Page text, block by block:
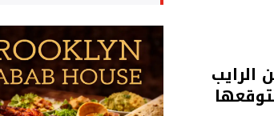
الرايب